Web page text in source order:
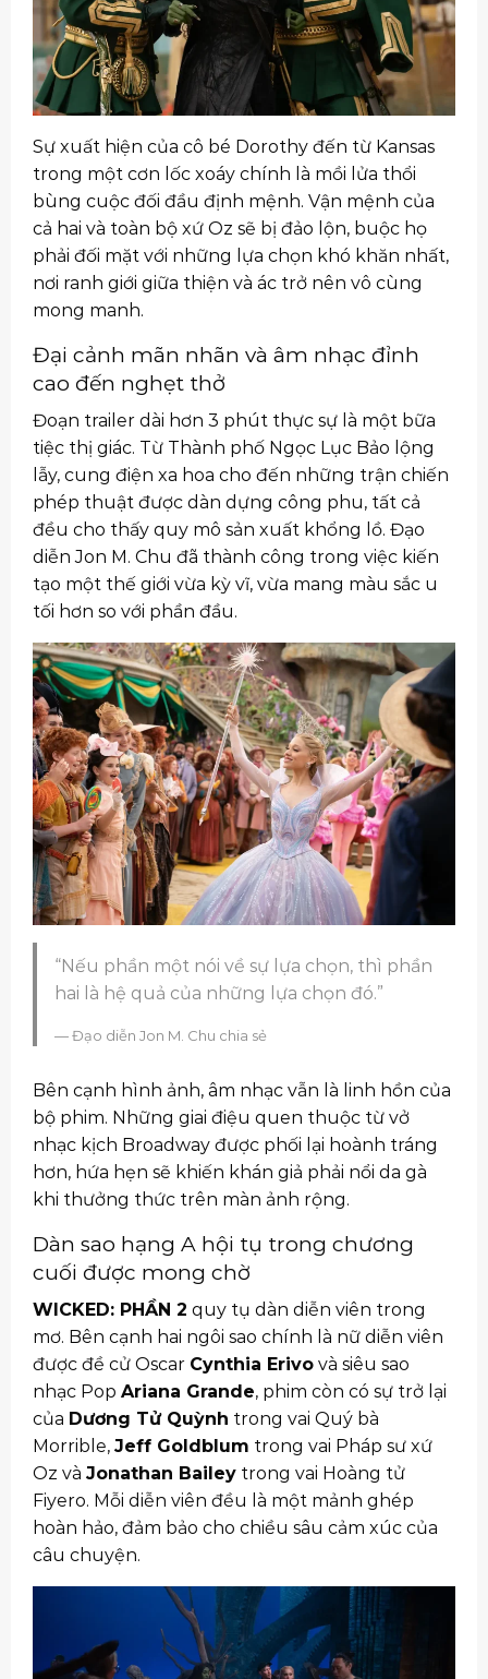
Sự xuất hiện của cô bé Dorothy đến từ Kansas
trong một cơn lốc xoáy chính là mồi lửa thổi
bùng cuộc đối đầu định mệnh. Vận mệnh của
cả hai và toàn bộ xứ Oz sẽ bị đảo lộn, buộc họ
phải đối mặt với những lựa chọn khó khăn nhất,
nơi ranh giới giữa thiện và ác trở nên vô cùng
mong manh.
Đại cảnh mãn nhãn và âm nhạc đỉnh
cao đến nghẹt thở
Đoạn trailer dài hơn 3 phút thực sự là một bữa
tiệc thị giác. Từ Thành phố Ngọc Lục Bảo lộng
lẫy, cung điện xa hoa cho đến những trận chiến
phép thuật được dàn dựng công phu, tất cả
đều cho thấy quy mô sản xuất khổng lồ. Đạo
diễn Jon M. Chu đã thành công trong việc kiến
tạo một thế giới vừa kỳ vĩ, vừa mang màu sắc u
tối hơn so với phần đầu.
“Nếu phần một nói về sự lựa chọn, thì phần
hai là hệ quả của những lựa chọn đó.”
Đạo diễn Jon M. Chu chia sẻ
Bên cạnh hình ảnh, âm nhạc vẫn là linh hồn của
bộ phim. Những giai điệu quen thuộc từ vở
nhạc kịch Broadway được phối lại hoành tráng
hơn, hứa hẹn sẽ khiến khán giả phải nổi da gà
khi thưởng thức trên màn ảnh rộng.
Dàn sao hạng A hội tụ trong chương
cuối được mong chờ
WICKED: PHẦN 2 quy tụ dàn diễn viên trong
mơ. Bên cạnh hai ngôi sao chính là nữ diễn viên
được đề cử Oscar Cynthia Erivo và siêu sao
nhạc Pop Ariana Grande, phim còn có sự trở lại
của Dương Tử Quỳnh trong vai Quý bà
Morrible, Jeff Goldblum trong vai Pháp sư xứ
Oz và Jonathan Bailey trong vai Hoàng tử
Fiyero. Mỗi diễn viên đều là một mảnh ghép
hoàn hảo, đảm bảo cho chiều sâu cảm xúc của
câu chuyện.